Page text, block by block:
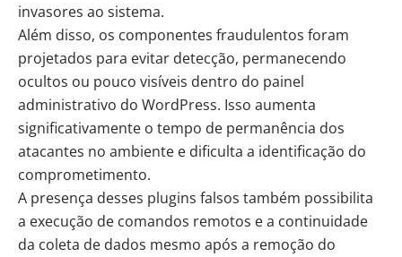
invasores ao sistema.
Além disso, os componentes fraudulentos foram
projetados para evitar detecção, permanecendo
ocultos ou pouco visíveis dentro do painel
administrativo do WordPress. Isso aumenta
significativamente o tempo de permanência dos
atacantes no ambiente e dificulta a identificação do
comprometimento.
A presença desses plugins falsos também possibilita
a execução de comandos remotos e a continuidade
da coleta de dados mesmo após a remoção do